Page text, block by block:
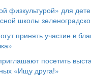
физкультурой» для
школы
принять участие в
посетить
«Ищу друга!»